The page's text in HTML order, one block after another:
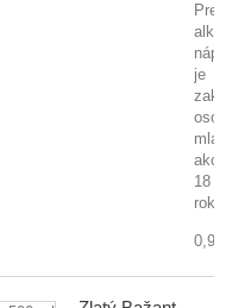
je
ako
18